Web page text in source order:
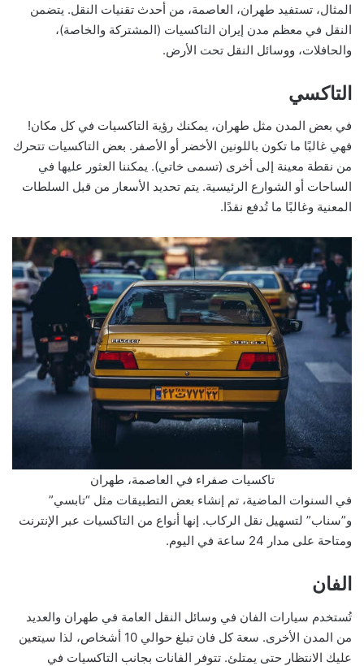
المثال، تستفيد طهران، العاصمة، من أحدث تقنيات النقل. يتضمن
النقل في معظم مدن إيران التاكسيات (المشتركة والخاصة)،
والحافلات، ووسائل النقل تحت الأرض.
التاكسي
في بعض المدن مثل طهران، يمكنك رؤية التاكسيات في كل مكان!
فهي غالبًا ما تكون باللونين الأخضر أو الأصفر. بعض التاكسيات تتحرك
من نقطة معينة إلى أخرى (تسمى خاتي). يمكننا العثور عليها في
الساحات أو الشوارع الرئيسية. يتم تحديد الأسعار من قبل السلطات
المعنية وغالبًا ما تُدفع نقدًا.
تاكسيات صفراء في العاصمة، طهران
في السنوات الماضية، تم إنشاء بعض التطبيقات مثل “تابسي”
و”سناب” لتسهيل نقل الركاب. إنها أنواع من التاكسيات عبر الإنترنت
ومتاحة على مدار 24 ساعة في اليوم.
الفان
تُستخدم سيارات الفان في وسائل النقل العامة في طهران والعديد
من المدن الأخرى. سعة كل فان تبلغ حوالي 10 أشخاص، لذا سيتعين
عليك الانتظار حتى يمتلئ. تتوفر الفانات بجانب التاكسيات في